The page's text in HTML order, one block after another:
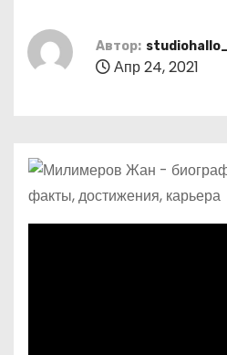
Автор:
Апр 24, 2021